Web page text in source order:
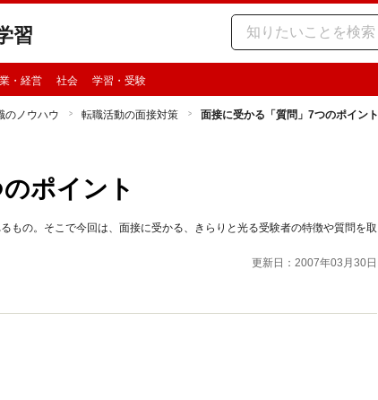
習
・経営 社会 学習・受験
のノウハウ 転職活動の面接対策 面接に受かる「質問」7つのポイント
ポイント
もの。そこで今回は、面接に受かる、きらりと光る受験者の特徴や質問を取
更新日：2007年03月30日